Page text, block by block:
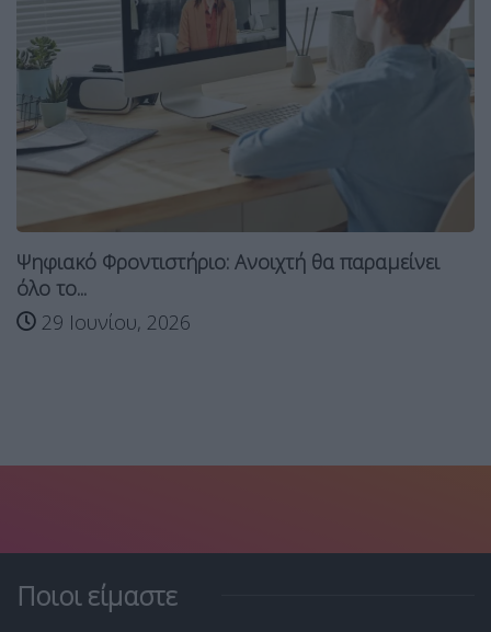
Ψηφιακό Φροντιστήριο: Ανοιχτή θα παραμείνει
όλο το...
29 Ιουνίου, 2026
Ποιοι είμαστε